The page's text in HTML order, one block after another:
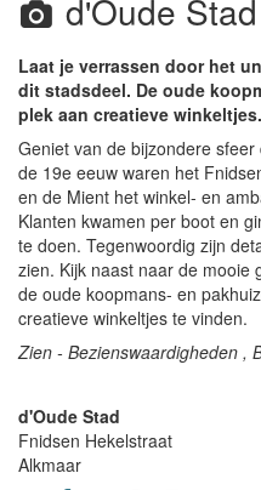
d'Oude Stad
Laat je verrassen door het
dit stadsdeel. De oude
plek aan creatieve winkeltjes.
Geniet van de bijzondere
de 19e eeuw waren het
en de Mient het winkel- en
Klanten kwamen per boot en
te doen. Tegenwoordig zijn
zien. Kijk naast naar de mooie
de oude koopmans- en
creatieve winkeltjes te vinden.
Zien - Bezienswaardigheden ,
d'Oude Stad
Fnidsen Hekelstraat
Alkmaar